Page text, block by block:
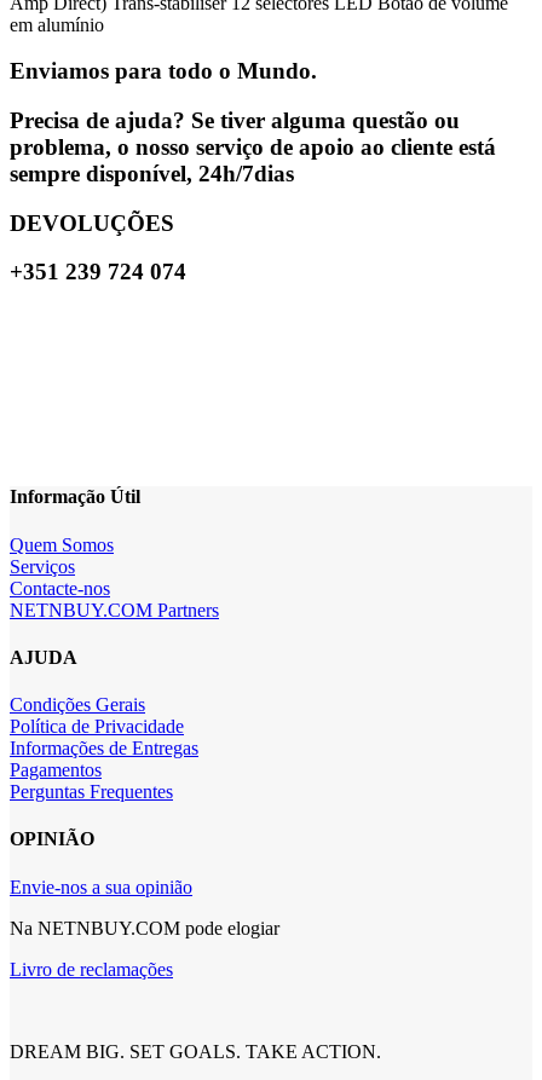
em alumínio
Enviamos para todo o Mundo.
Precisa de ajuda? Se tiver alguma questão ou
problema, o nosso serviço de apoio ao cliente está
sempre disponível, 24h/7dias
DEVOLUÇÕES
+351 239 724 074
Informação Útil
Quem Somos
Serviços
Contacte-nos
NETNBUY.COM Partners
AJUDA
Condições Gerais
Política de Privacidade
Informações de Entregas
Pagamentos
Perguntas Frequentes
OPINIÃO
Envie-nos a sua opinião
Na NETNBUY.COM pode elogiar
Livro de reclamações
DREAM BIG. SET GOALS. TAKE ACTION.